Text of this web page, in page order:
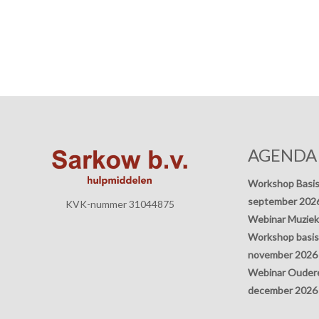
KVK-nummer 31044875
AGENDA
Workshop
september
Webinar
Workshop
november 2026
Webinar
december 2026